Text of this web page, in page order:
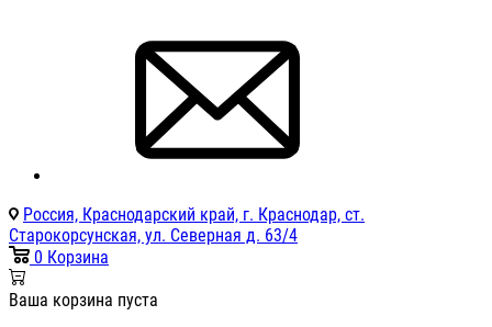
Россия, Краснодарский край, г. Краснодар, ст.
Старокорсунская, ул. Северная д. 63/4
0 Корзина
Ваша корзина пуста